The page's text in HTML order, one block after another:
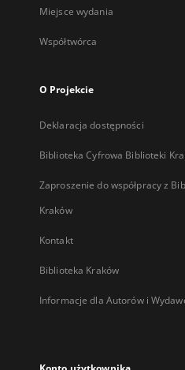
Miejsce wydania
Współtwórca
O Projekcie
Deklaracja dostępności
Biblioteka Cyfrowa Biblioteki
Zaproszenie do współpracy z
Kraków
Kontakt
Biblioteka Kraków
Informacje dla Autorów i